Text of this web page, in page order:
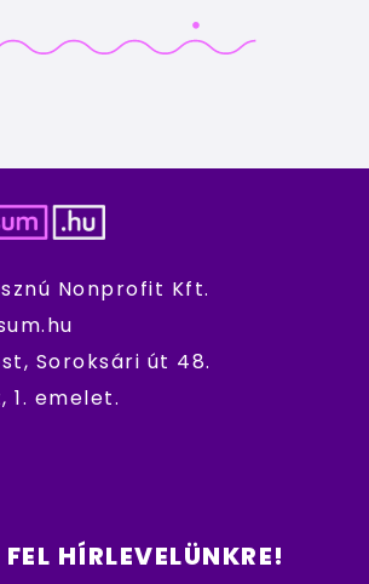
Nonprofit Kft.
Soroksári út 48.
1. emelet.
HÍRLEVELÜNKRE!